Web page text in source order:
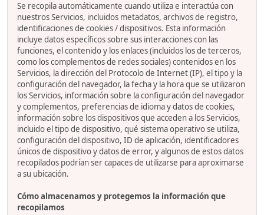
Se recopila automáticamente cuando utiliza e interactúa con
nuestros Servicios, incluidos metadatos, archivos de registro,
identificaciones de cookies / dispositivos. Esta información
incluye datos específicos sobre sus interacciones con las
funciones, el contenido y los enlaces (incluidos los de terceros,
como los complementos de redes sociales) contenidos en los
Servicios, la dirección del Protocolo de Internet (IP), el tipo y la
configuración del navegador, la fecha y la hora que se utilizaron
los Servicios, información sobre la configuración del navegador
y complementos, preferencias de idioma y datos de cookies,
información sobre los dispositivos que acceden a los Servicios,
incluido el tipo de dispositivo, qué sistema operativo se utiliza,
configuración del dispositivo, ID de aplicación, identificadores
únicos de dispositivo y datos de error, y algunos de estos datos
recopilados podrían ser capaces de utilizarse para aproximarse
a su ubicación.
Cómo almacenamos y protegemos la información que
recopilamos